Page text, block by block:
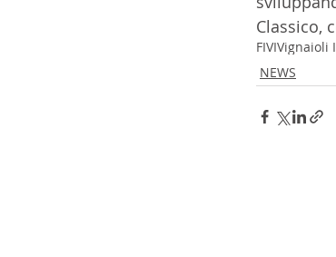
Classico,
FIVIVignaioli
NEWS